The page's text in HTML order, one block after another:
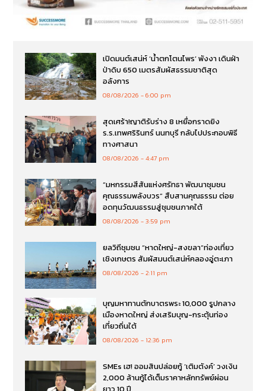
เปิดมนต์เสน่ห์ ‘น้ำตกโตนไพร’ พังงา เดินฝ่า
ป่าดิบ 650 เมตรสัมผัสธรรมชาติสุด
อลังการ
08/08/2026 6:00 pm
สุดเศร้า!ญาติรับร่าง 8 เหยื่อกราดยิง
ร.ร.เทพศริรินทร์ นนทบุรี กลับไปประกอบพิธี
ทางศาสนา
08/08/2026 4:47 pm
“มหกรรมสีสันแห่งศรัทธา พัฒนาชุมชน
คุณธรรมพลังบวร” สืบสานคุณธรรม ต่อย
อดทุนวัฒนธรรมสู่ชุมชนภาคใต้
08/08/2026 3:59 pm
ยลวิถีชุมชน “หาดใหญ่-สงขลา”ท่องเที่ยว
เชิงเกษตร สัมผัสมนต์เสน่ห์คลองอู่ตะเภา
08/08/2026 2:11 pm
บุญมหาทานตักบาตรพระ 10,000 รูปกลาง
เมืองหาดใหญ่ ส่งเสริมบุญ-กระตุ้นท่อง
เที่ยวถิ่นใต้
08/08/2026 12:36 pm
SMEs เฮ! ออมสินปล่อยกู้ ‘เติมตังค์’ วงเงิน
2,000 ล้านกู้ได้เต็มราคาหลักทรัพย์ผ่อน